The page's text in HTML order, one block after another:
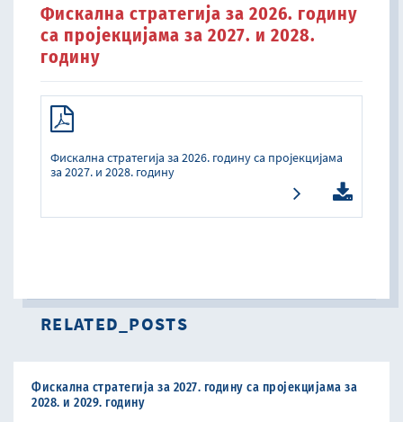
Фискална стратегија за 2026. годину
са пројекцијама за 2027. и 2028.
годину
Фискална стратегија за 2026. годину са пројекцијама
за 2027. и 2028. годину
RELATED_POSTS
Фискална стратегија за 2027. годину са пројекцијама за
2028. и 2029. годину